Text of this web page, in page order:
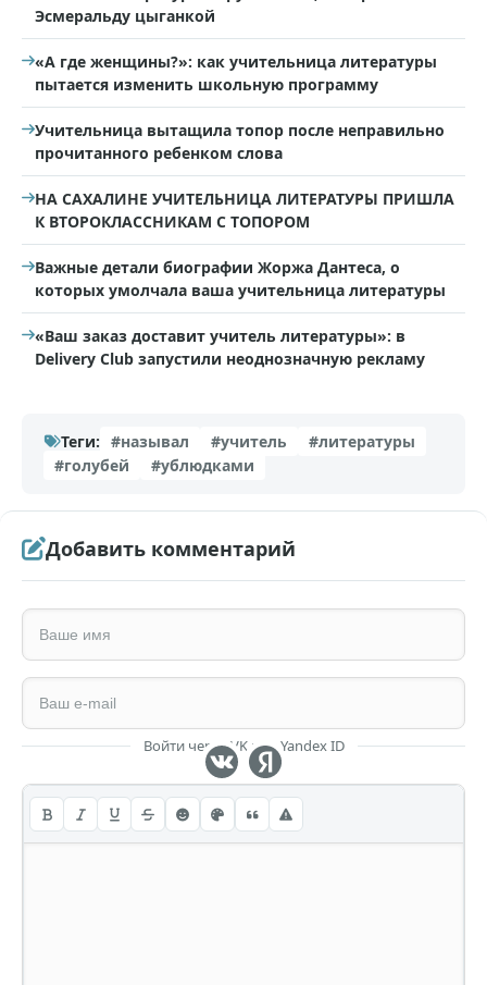
Эсмеральду цыганкой
«А где женщины?»: как учительница литературы
пытается изменить школьную программу
Учительница вытащила топор после неправильно
прочитанного ребенком слова
НА САХАЛИНЕ УЧИТЕЛЬНИЦА ЛИТЕРАТУРЫ ПРИШЛА
К ВТОРОКЛАССНИКАМ С ТОПОРОМ
Важные детали биографии Жоржа Дантеса, о
которых умолчала ваша учительница литературы
«Ваш заказ доставит учитель литературы»: в
Delivery Club запустили неоднозначную рекламу
Теги: #называл #учитель
#литературы
#голубей
#ублюдками
Добавить комментарий
Войти через VK или Yandex ID